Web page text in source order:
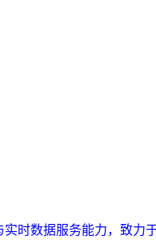
时数据服务能力，致力